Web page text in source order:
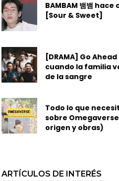
BAMBAM 뱀뱀
[Sour & Sweet]
[DRAMA] Go Ahead
cuando la familia
de la sangre
Todo lo que
sobre
origen y obras)
ARTÍCULOS DE INTERÉS